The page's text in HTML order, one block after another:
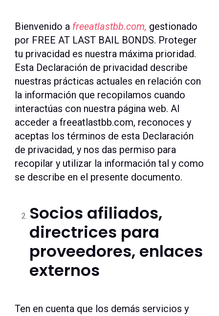
Bienvenido a freeatlastbb.com, gestionado
por FREE AT LAST BAIL BONDS. Proteger
tu privacidad es nuestra máxima prioridad.
Esta Declaración de privacidad describe
nuestras prácticas actuales en relación con
la información que recopilamos cuando
interactúas con nuestra página web. Al
acceder a freeatlastbb.com, reconoces y
aceptas los términos de esta Declaración
de privacidad, y nos das permiso para
recopilar y utilizar la información tal y como
se describe en el presente documento.
Socios afiliados,
directrices para
proveedores, enlaces
externos
Ten en cuenta que los demás servicios y